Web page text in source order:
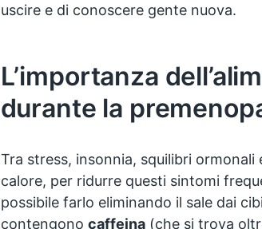
uscire e di conoscere gente nuova.
L’importanza
durante la
Tra stress, insonnia, squilibri
calore, per ridurre questi sintomi
possibile farlo eliminando il sale dai
contengono caffeina(che si trova